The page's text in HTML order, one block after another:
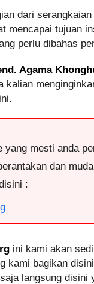
dari
mencapai tujuan
perlu dibahas
Agama
kalian
yang mesti anda
dan
:
ini kami akan
kami bagikan
langsung disini